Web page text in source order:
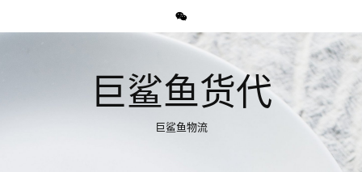
巨鲨鱼货代
巨鲨鱼物流